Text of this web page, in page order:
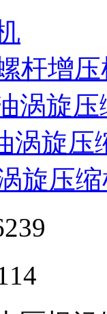
杆增
涡旋
涡旋
旋压